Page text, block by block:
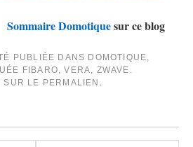
Sommaire Domotiquesur ce blog
PUBLIÉE DANS DOMOTIQUE,
FIBARO,VERA, ZWAVE .
SUR LE PERMALIEN .